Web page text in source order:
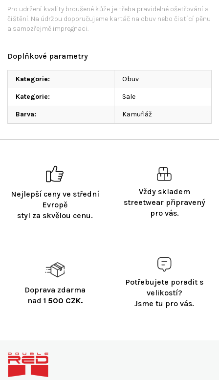
Nejlepší ceny ve střední
Evropě
styl za skvělou cenu.
Vždy skladem
streetwear připravený
pro vás.
Doprava zdarma
nad 1 500 CZK.
Potřebujete poradit s
velikostí?
Jsme tu pro vás.
Pro udržení kvality broušené kůže je třeba pravidelné ošetřování a
čištění. Na údržbu doporučujeme kartáč na obuv nebo čistící pěnu
a samozřejmě impregnaci.
Doplňkové parametry
Kategorie: Obuv
Kategorie: Sale
Barva: Kamufláž